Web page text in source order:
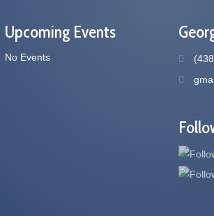
Upcoming Events
No Events